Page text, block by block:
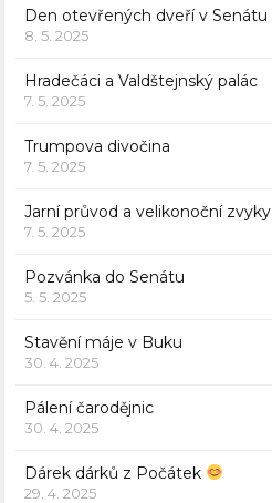
Den otevřených dveří v Senátu
8. 5. 2025
Hradečáci a Valdštejnský palác
7. 5. 2025
Trumpova divočina
7. 5. 2025
Jarní průvod a velikonoční zvyky
7. 5. 2025
Pozvánka do Senátu
5. 5. 2025
Stavění máje v Buku
30. 4. 2025
Pálení čarodějnic
30. 4. 2025
Dárek dárků z Počátek
29. 4. 2025